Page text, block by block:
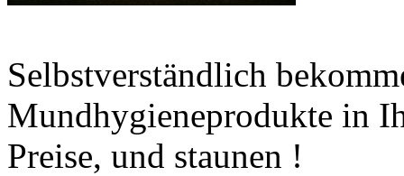
Selbstverständlich
Mundhygieneprodukte in
Preise, und staunen !